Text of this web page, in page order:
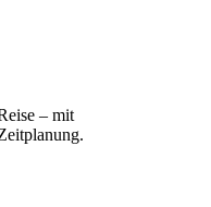
– mit